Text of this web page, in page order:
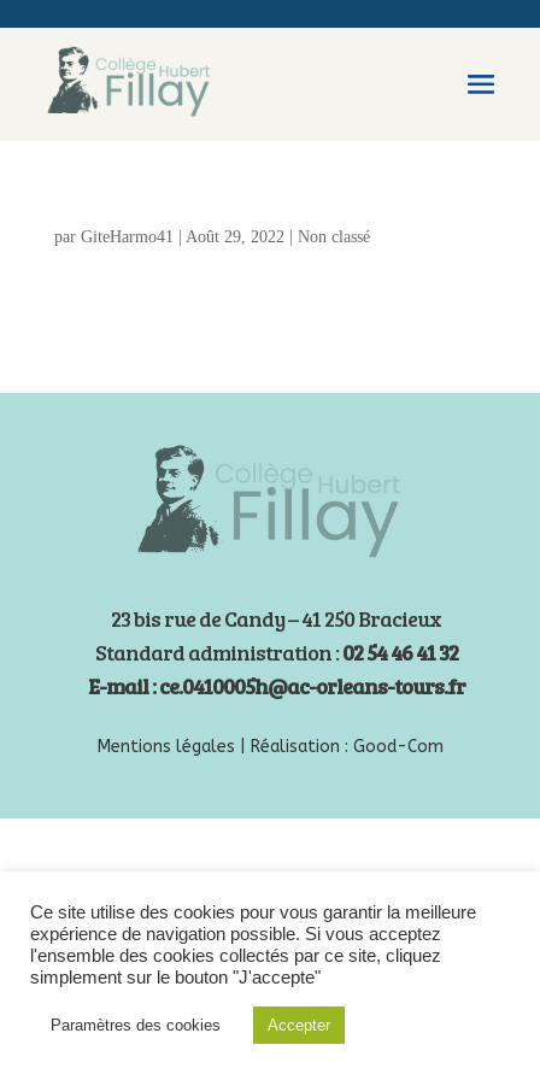
par GiteHarmo41 | Août 29, 2022 | Non classé
23 bis rue de Candy – 41 250 Bracieux
Standard administration :02 54 46 41 32
E-mail : ce.0410005h@ac-orleans-tours.fr
Mentions légales | Réalisation : Good-Com
Ce site utilise des cookies pour vous garantir la meilleure
expérience de navigation possible. Si vous acceptez
l'ensemble des cookies collectés par ce site, cliquez
simplement sur le bouton "J'accepte"
Paramètres des cookies Accepter